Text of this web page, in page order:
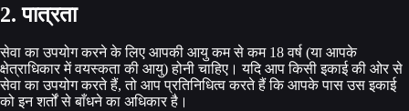
2. पात्रता
सेवा का उपयोग करने के लिए आपकी आयु कम से कम 18 वर्ष (या आपके
क्षेत्राधिकार में वयस्कता की आयु) होनी चाहिए। यदि आप किसी इकाई की ओर से
सेवा का उपयोग करते हैं, तो आप प्रतिनिधित्व करते हैं कि आपके पास उस इकाई
को इन शर्तों से बाँधने का अधिकार है।